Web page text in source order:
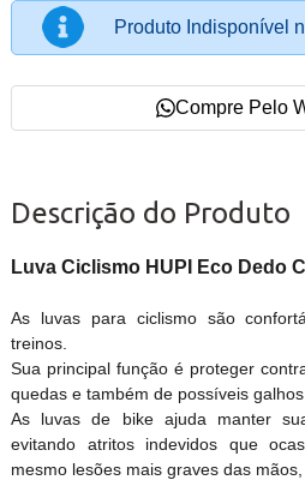
Produto Indisponível
Compre Pelo
Descrição do Produto
Luva Ciclismo HUPI Eco Dedo
As luvas para ciclismo são
treinos.
Sua principal função é proteger
quedas e também de possíveis
As luvas de bike ajuda manter
evitando atritos indevidos que
mesmo lesões mais graves das